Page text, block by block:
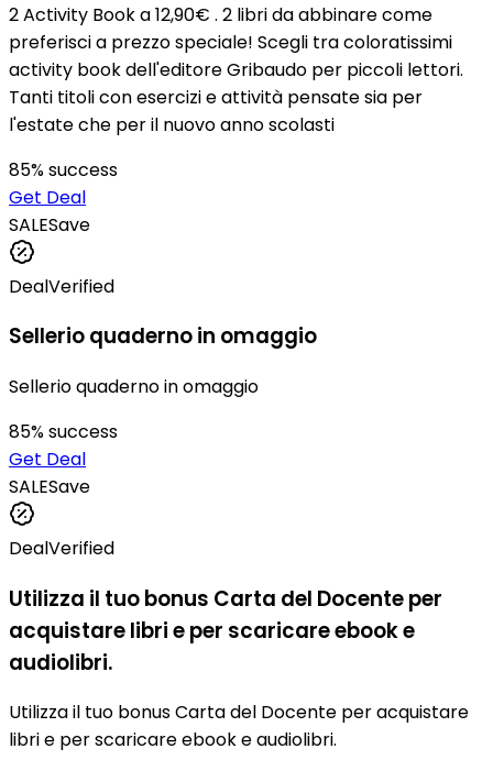
2 Activity Book a 12,90€ . 2 libri da abbinare come
preferisci a prezzo speciale! Scegli tra coloratissimi
activity book dell'editore Gribaudo per piccoli lettori.
Tanti titoli con esercizi e attività pensate sia per
l'estate che per il nuovo anno scolasti
85% success
Get Deal
SALESave
DealVerified
Sellerio quaderno in omaggio
Sellerio quaderno in omaggio
85% success
Get Deal
SALESave
DealVerified
Utilizza il tuo bonus Carta del Docente per
acquistare libri e per scaricare ebook e
audiolibri.
Utilizza il tuo bonus Carta del Docente per acquistare
libri e per scaricare ebook e audiolibri.